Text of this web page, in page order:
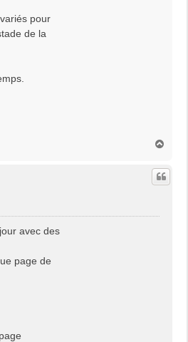
pour
de la
u
avec des
page de